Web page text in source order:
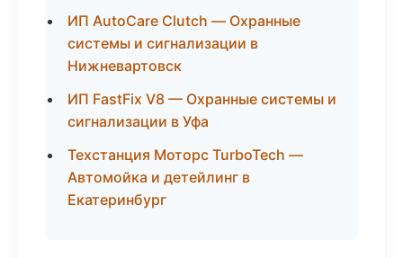
ИП AutoCare Clutch — Охранные
системы и сигнализации в
Нижневартовск
ИП FastFix V8 — Охранные системы и
сигнализации в Уфа
Техстанция Моторс TurboTech —
Автомойка и детейлинг в
Екатеринбург